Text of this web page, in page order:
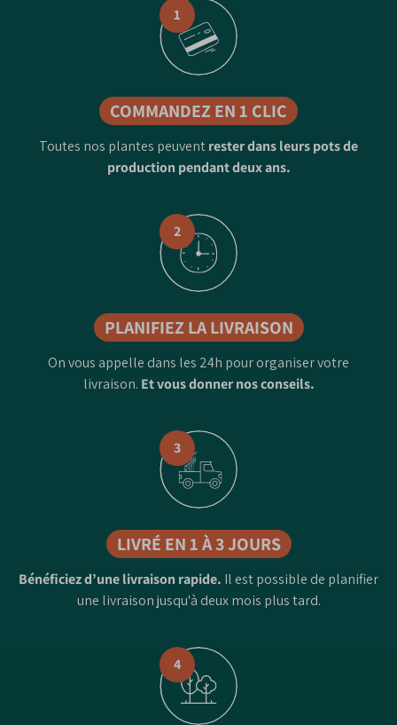
1
COMMANDEZ EN 1 CLIC
Toutes nos plantes peuventrester dans leurs pots de
production pendant deux ans.
2
PLANIFIEZ LA LIVRAISON
On vous appelle dans les 24h pour organiser votre
livraison. Et vous donner nos conseils.
3
LIVRÉ EN 1 À 3 JOURS
Bénéficiez d’une livraison rapide. Il est possible de planifier
une livraison jusqu'à deux mois plus tard.
4